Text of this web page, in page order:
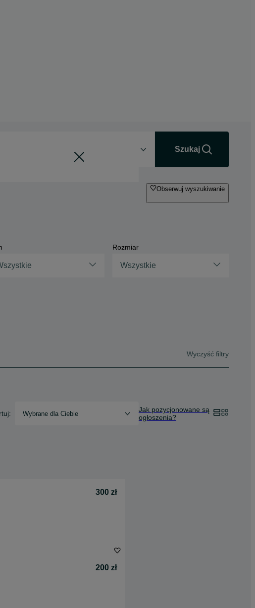
Szukaj
Obserwuj wyszukiwanie
Rozmiar
Wszystkie
Wyczyść filtry
Wybrane dla Ciebie
Jak pozycjonowane są
ogłoszenia?
300 zł
200 zł